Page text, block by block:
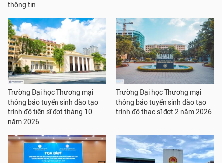
thông tin
Trường Đại học Thương mại
thông báo tuyển sinh đào tạo
trình độ tiến sĩ đợt tháng 10
năm 2026
Trường Đại học Thương mại
thông báo tuyển sinh đào tạo
trình độ thạc sĩ đợt 2 năm 2026